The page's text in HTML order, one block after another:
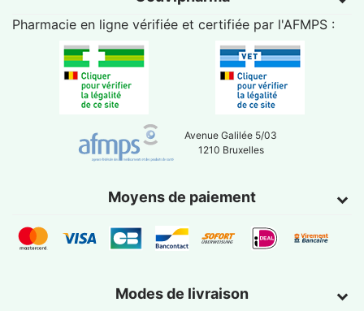
Pharmacie en ligne vérifiée et certifiée par l'AFMPS :
Avenue Galilée 5/03
1210 Bruxelles
Moyens de paiement
Modes de livraison